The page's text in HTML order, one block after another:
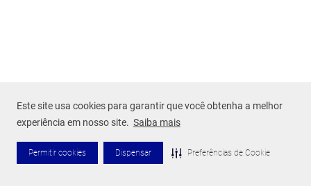
Este site usa cookies para garantir que você obtenha a melhor
experiência em nosso site. Saiba mais
Permitir cookies Dispensar Preferências de Cookie